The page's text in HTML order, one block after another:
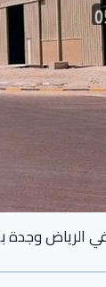
الرياض وجدة